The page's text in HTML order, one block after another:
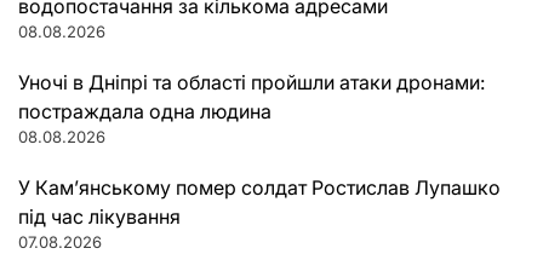
водопостачання за кількома адресами
08.08.2026
Уночі в Дніпрі та області пройшли атаки дронами:
постраждала одна людина
08.08.2026
У Кам’янському помер солдат Ростислав Лупашко
під час лікування
07.08.2026